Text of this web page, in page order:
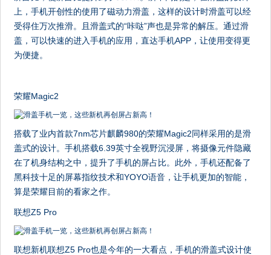
上，手机开创性的使用了磁动力滑盖，这样的设计时滑盖可以经
受得住万次推滑。且滑盖式的“咔哒”声也是异常的解压。通过滑
盖，可以快速的进入手机的应用，直达手机APP，让使用变得更
为便捷。
荣耀Magic2
搭载了业内首款7nm芯片麒麟980的荣耀Magic2同样采用的是滑
盖式的设计。手机搭载6.39英寸全视野沉浸屏，将摄像元件隐藏
在了机身结构之中，提升了手机的屏占比。此外，手机还配备了
黑科技十足的屏幕指纹技术和YOYO语音，让手机更加的智能，
算是荣耀目前的看家之作。
联想Z5 Pro
联想新机联想Z5 Pro也是今年的一大看点，手机的滑盖式设计使